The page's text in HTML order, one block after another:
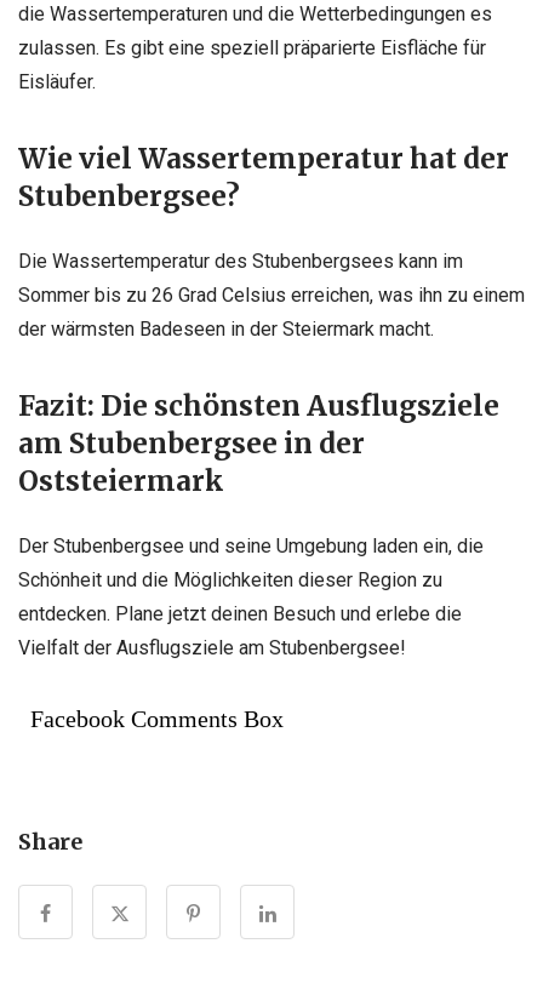
die Wassertemperaturen und die Wetterbedingungen es
zulassen. Es gibt eine speziell präparierte Eisfläche für
Eisläufer.
Wie viel Wassertemperatur hat der
Stubenbergsee?
Die Wassertemperatur des Stubenbergsees kann im
Sommer bis zu 26 Grad Celsius erreichen, was ihn zu einem
der wärmsten Badeseen in der Steiermark macht.
Fazit: Die schönsten Ausflugsziele
am Stubenbergsee in der
Oststeiermark
Der Stubenbergsee und seine Umgebung laden ein, die
Schönheit und die Möglichkeiten dieser Region zu
entdecken. Plane jetzt deinen Besuch und erlebe die
Vielfalt der Ausflugsziele am Stubenbergsee!
Facebook Comments Box
Share